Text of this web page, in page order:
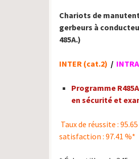
Chariots de
gerbeurs à
485A.)
INTER (cat.2) / INTRA
Programme
en sécurité et
Taux de réussite :
satisfaction : 97.41 %*